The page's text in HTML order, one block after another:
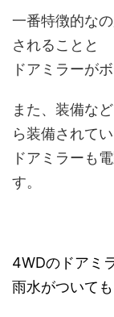
一番特徴的な
されることと
ドアミラーが
また、装備な
ら装備されて
ドアミラーも
す。
4WDのドアミ
雨水がついて